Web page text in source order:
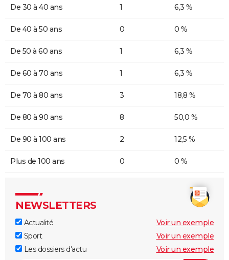
De 30 à 40 ans 1 6,3 %
De 40 à 50 ans 0 0 %
De 50 à 60 ans 1 6,3 %
De 60 à 70 ans 1 6,3 %
De 70 à 80 ans 3 18,8 %
De 80 à 90 ans 8 50,0 %
De 90 à 100 ans 2 12,5 %
Plus de 100 ans 0 0 %
NEWSLETTERS
Actualité
Voir un exemple
Sport
Voir un exemple
Les dossiers d'actu
Voir un exemple